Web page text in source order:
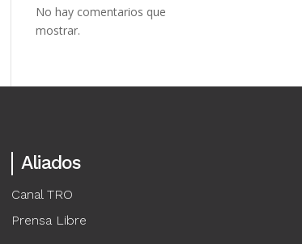
No hay comentarios que
mostrar.
Aliados
Canal TRO
Prensa Libre